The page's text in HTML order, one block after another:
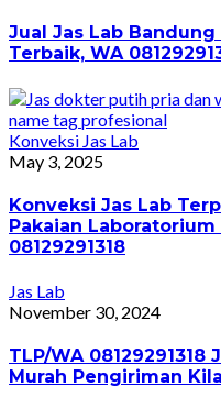
Jual Jas Lab
Terbaik, WA
Konveksi Jas Lab
May 3, 2025
Konveksi Jas Lab
Pakaian
08129291318
Jas Lab
November 30, 2024
TLP/WA 08129291318
Murah Pengiriman